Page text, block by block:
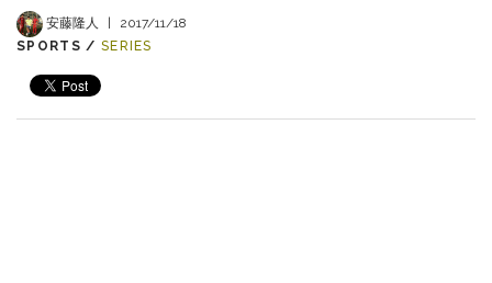
安藤隆人
2017/11/18
SPORTS / SERIES